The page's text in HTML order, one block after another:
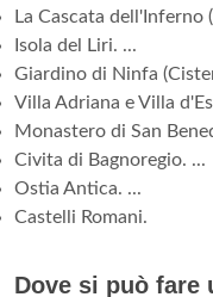
La Cascata dell'Inferno
Isola del Liri. ...
Giardino di Ninfa
Villa Adriana e Villa
Monastero di San
Civita di Bagnoregio. ...
Ostia Antica. ...
Castelli Romani.
Dove si può fare